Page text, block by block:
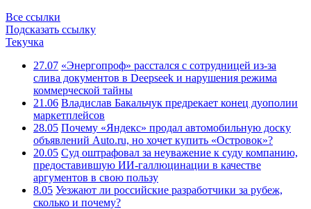
Все ссылки
Подсказать ссылку
Текучка
27.07 «Энергопроф» расстался с сотрудницей из-за
слива документов в Deepseek и нарушения режима
коммерческой тайны
21.06 Владислав Бакальчук предрекает конец дуополии
маркетплейсов
28.05 Почему «Яндекс» продал автомобильную доску
объявлений Auto.ru, но хочет купить «Островок»?
20.05 Суд оштрафовал за неуважение к суду компанию,
предоставившую ИИ-галлюцинации в качестве
аргументов в свою пользу
8.05 Уезжают ли российские разработчики за рубеж,
сколько и почему?